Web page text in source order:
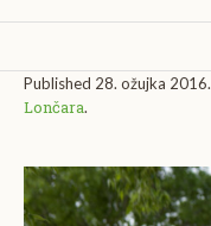
Published 28. ožujka 2016.
Lončara.